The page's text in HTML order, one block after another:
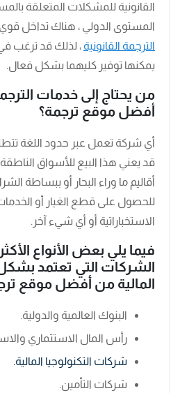
القانونية للمشكلات المتعلقة
المستوى الدولي ، هناك تداخل قوي
الترجمة القانونية ، لذلك قد ترغب
يمكنها توفير كليهما بشكل فعال.
من يحتاج إلى خدمات
أفضل موقع ترجمة؟
أي شركة تعمل عبر حدود اللغة
قد يعني هذا البيع للأسواق
أقاليم ما وراء البحار أو ببساطة
للحصول على قطع الغيار أو
الاستخباراتية أو أي شيء آخر.
فيما يلي بعض الأنواع
الشركات التي تعتمد بشكل
المالية من أفضل موقع
البنوك العالمية والدولية.
رأس المال الاستثماري
شركات التكنولوجيا المالية.
شركات التأمين.